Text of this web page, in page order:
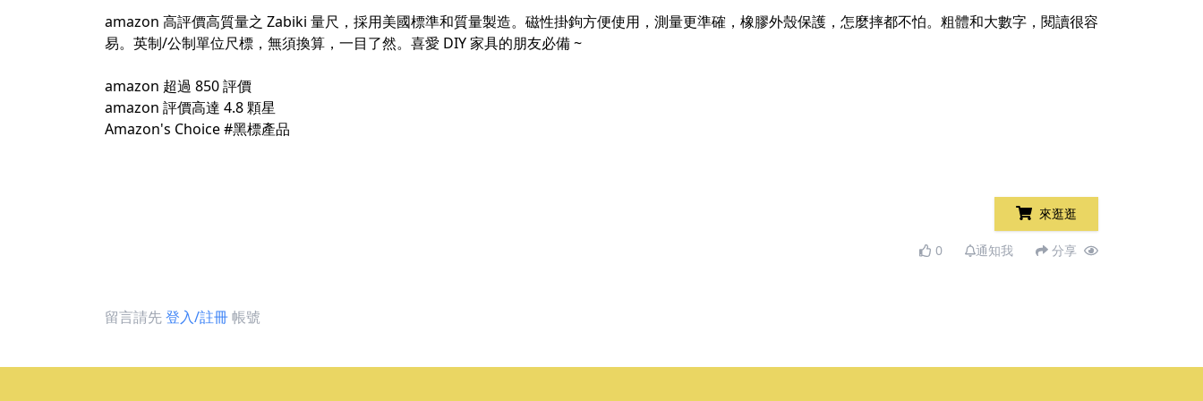
amazon 高評價高質量之 Zabiki 量尺，採用美國標準和質量製造。磁性掛鉤方便使用，測量更準確，橡膠外殼保護，怎麼摔都不怕。粗體和大數字，閱讀很容
易。英制/公制單位尺標，無須換算，一目了然。喜愛 DIY 家具的朋友必備 ~
amazon 超過 850 評價
amazon 評價高達 4.8 顆星
Amazon's Choice#黑標產品
來逛逛
0 通知我 分享
留言請先登入/註冊帳號